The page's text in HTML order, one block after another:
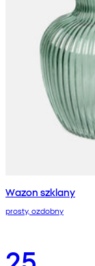
Wazon szklany
prosty, ozdobny